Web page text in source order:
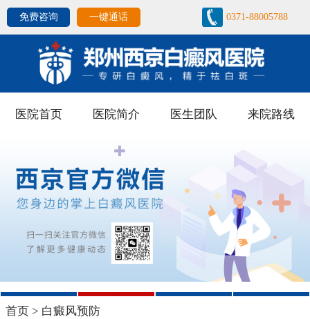
免费咨询 一键通话 0371-88005788
医院首页 医院简介 医生团队 来院路线
1 2 3 4
首页 > 白癜风预防